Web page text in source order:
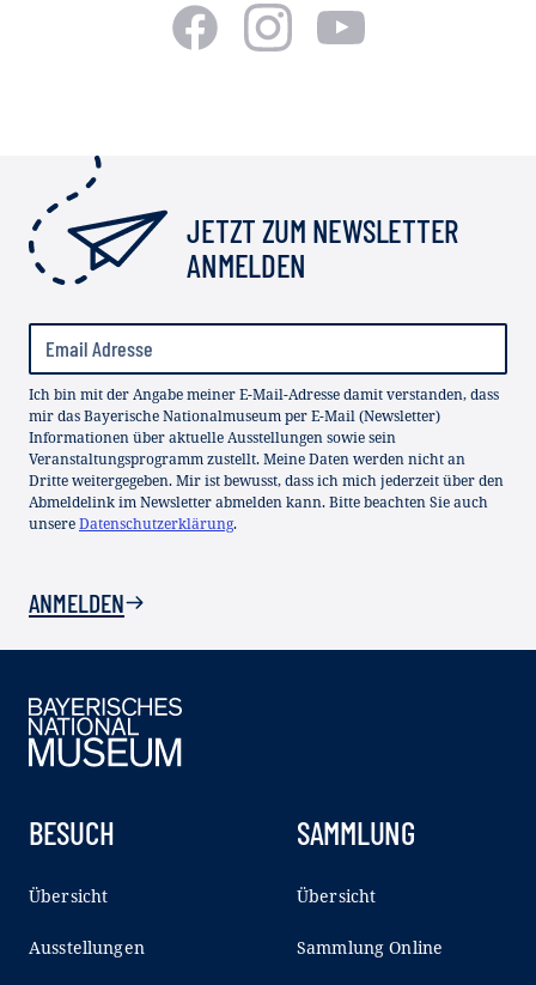
JETZT ZUM NEWSLETTER
ANMELDEN
Ich bin mit der Angabe meiner E-Mail-Adresse damit verstanden, dass
mir das Bayerische Nationalmuseum per E-Mail (Newsletter)
Informationen über aktuelle Ausstellungen sowie sein
Veranstaltungsprogramm zustellt. Meine Daten werden nicht an
Dritte weitergegeben. Mir ist bewusst, dass ich mich jederzeit über den
Abmeldelink im Newsletter abmelden kann. Bitte beachten Sie auch
unsereDatenschutzerklärung.
ANMELDEN
BESUCH
Übersicht
Ausstellungen
SAMMLUNG
Übersicht
Sammlung Online